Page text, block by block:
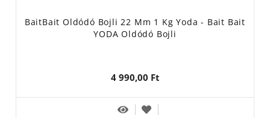
BaitBait Oldódó Bojli 22 Mm 1 Kg Yoda - Bait Bait
YODA Oldódó Bojli
4 990,00 Ft